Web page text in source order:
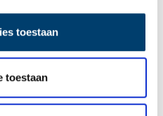
toestaan
toestaan
verhalen